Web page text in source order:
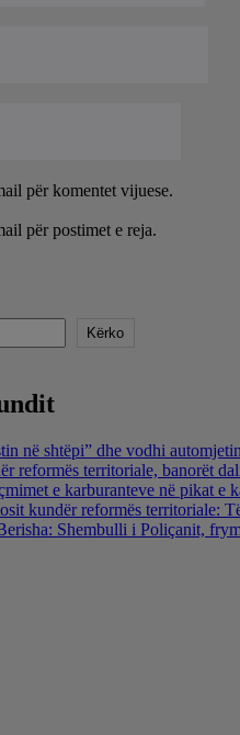
për komentet vijuese.
për postimet e reja.
Kërko
në shtëpi” dhe vodhi
reformës territoriale, banorët
e karburanteve në pikat e
kundër reformës territoriale:
Shembulli i Poliçanit,